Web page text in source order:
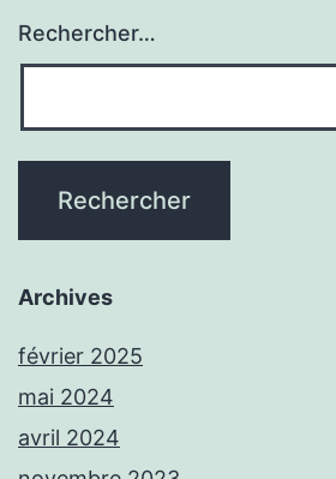
Rechercher…
Archives
février 2025
mai 2024
avril 2024